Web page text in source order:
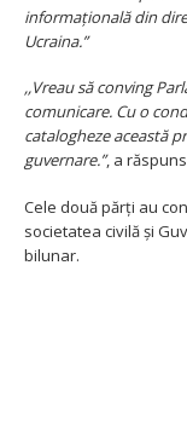
informațională din
Ucraina.”
,,Vreau să conving
comunicare. Cu o
catalogheze această
guvernare.”, a
Cele două părți au
societatea civilă și
bilunar.